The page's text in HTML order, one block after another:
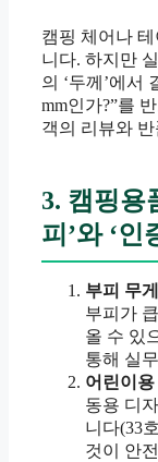
캠핑 체어나
니다. 하지만
의 ‘두께’에서
mm인가?”를
객의 리뷰와
3. 캠핑용
피’와 ‘인
부피 무
부피가
올 수 있
통해 실
어린이용
동용 디
니다(33
것이 안